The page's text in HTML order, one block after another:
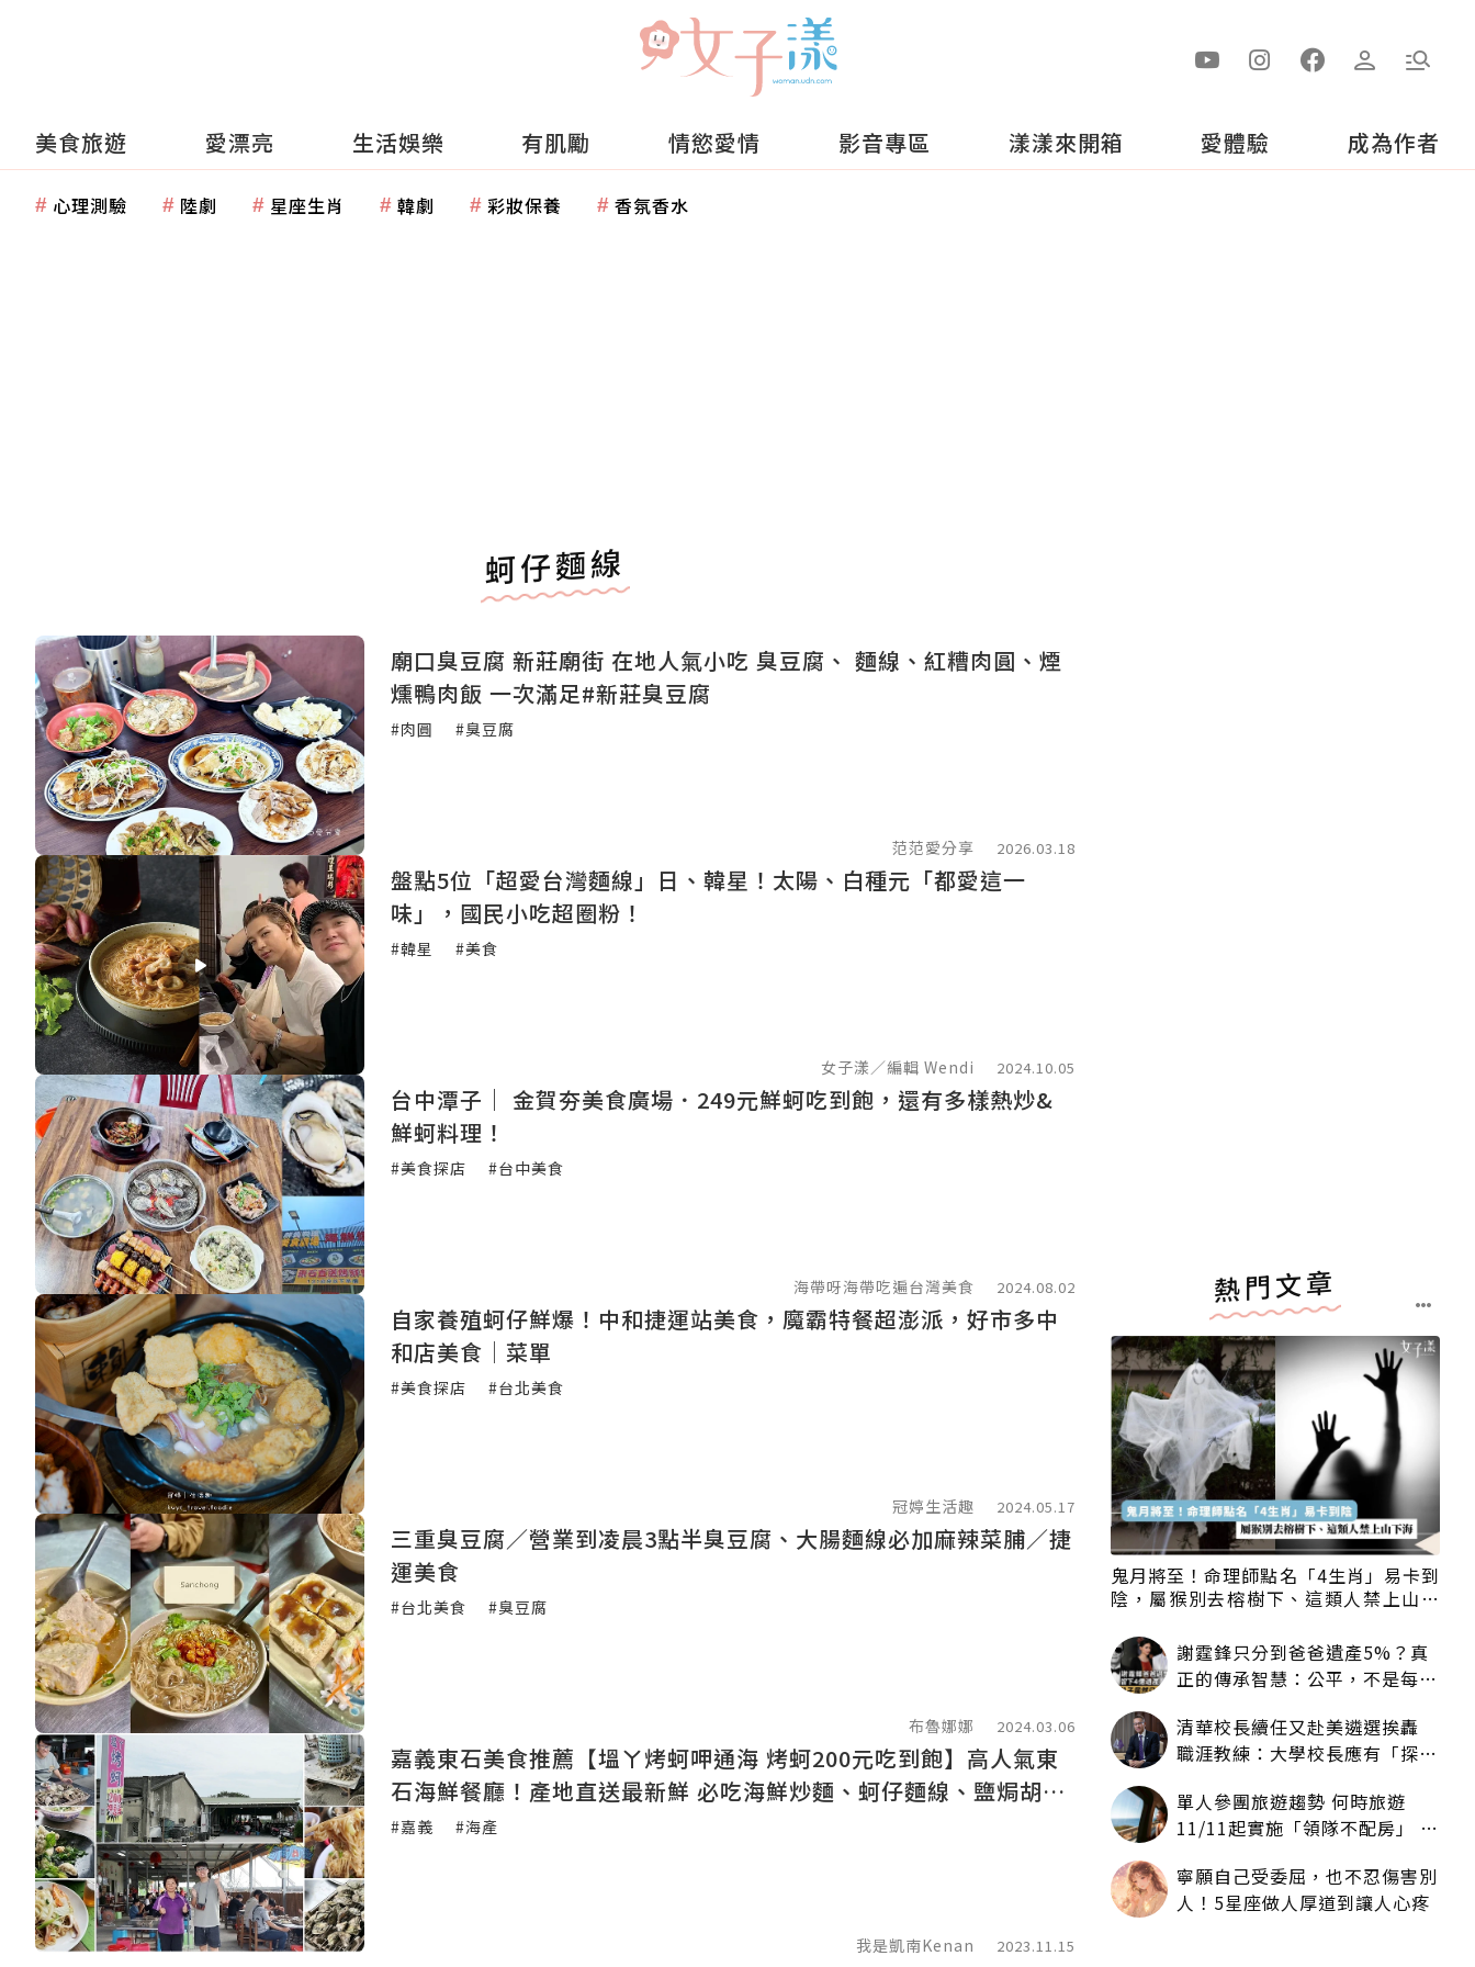
美食旅遊 愛漂亮 生活娛樂 有肌勵 情慾愛情 影音專區 漾漾來開箱 愛體驗 成為作者
心理測驗 陸劇 星座生肖 韓劇 彩妝保養 香氛香水
蚵仔麵線
廟口臭豆腐 新莊廟街 在地人氣小吃 臭豆腐、 麵線、紅糟肉圓、煙
燻鴨肉飯 一次滿足#新莊臭豆腐
#肉圓 #臭豆腐
范范愛分享 2026.03.18
盤點5位「超愛台灣麵線」日、韓星！太陽、白種元「都愛這一
味」，國民小吃超圈粉！
#韓星 #美食
女子漾／編輯 Wendi 2024.10.05
台中潭子｜ 金賀夯美食廣場．249元鮮蚵吃到飽，還有多樣熱炒&
鮮蚵料理！
#美食探店 #台中美食
海帶呀海帶吃遍台灣美食 2024.08.02
自家養殖蚵仔鮮爆！中和捷運站美食，魔霸特餐超澎派，好市多中
和店美食│菜單
#美食探店 #台北美食
冠婷生活趣 2024.05.17
三重臭豆腐／營業到凌晨3點半臭豆腐、大腸麵線必加麻辣菜脯／捷
運美食
#台北美食 #臭豆腐
布魯娜娜 2024.03.06
嘉義東石美食推薦【塭ㄚ烤蚵呷通海 烤蚵200元吃到飽】高人氣東
石海鮮餐廳！產地直送最新鮮 必吃海鮮炒麵、蚵仔麵線、鹽焗胡椒
魚、炸蚵仔酥 附設兒童遊樂設施
#嘉義 #海產
我是凱南Kenan 2023.11.15
熱門文章
鬼月將至！命理師點名「4生肖」易卡到
陰，屬猴別去榕樹下、這類人禁上山下
謝霆鋒只分到爸爸遺產5%？真
正的傳承智慧：公平，不是每個
清華校長續任又赴美遴選挨轟
職涯教練：大學校長應有「探
單人參團旅遊趨勢 何時旅遊
11/11起實施「領隊不配房」 落
寧願自己受委屈，也不忍傷害別
人！5星座做人厚道到讓人心疼